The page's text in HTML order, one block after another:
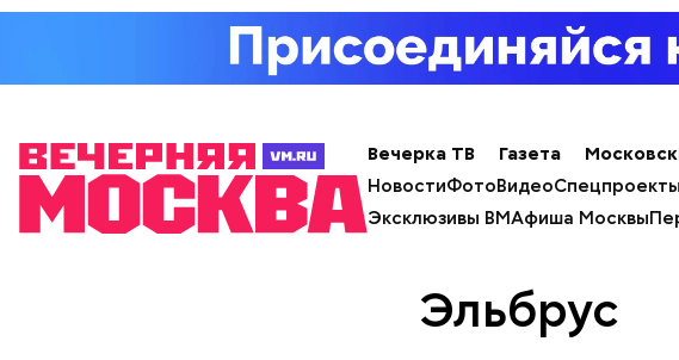
Вечерка ТВ Газета
НовостиФотоВидеоСпецпроекты
Эксклюзивы ВМАфиша Москвы
Эльбрус